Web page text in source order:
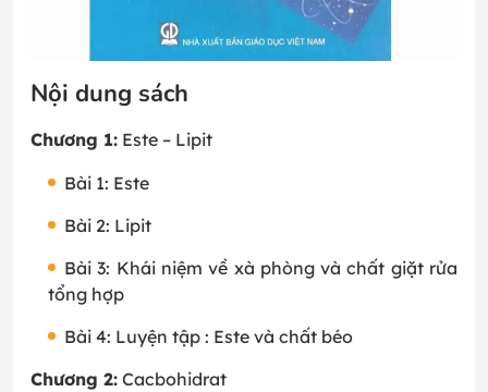
Nội dung sách
Chương 1: Este – Lipit
Bài 1: Este
Bài 2: Lipit
Bài 3: Khái niệm về xà phòng và chất giặt rửa
tổng hợp
Bài 4: Luyện tập : Este và chất béo
Chương 2: Cacbohidrat